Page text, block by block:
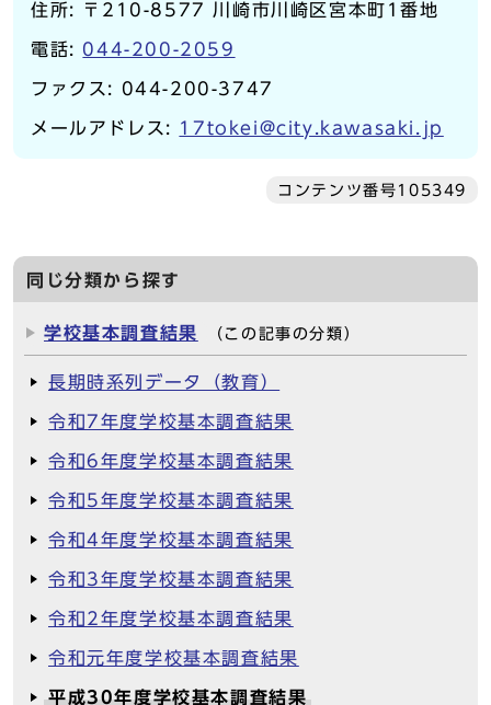
住所: 〒210-8577 川崎市川崎区宮本町1番地
電話: 044-200-2059
ファクス: 044-200-3747
メールアドレス: 17tokei@city.kawasaki.jp
コンテンツ番号105349
同じ分類から探す
学校基本調査結果 （この記事の分類）
長期時系列データ（教育）
令和7年度学校基本調査結果
令和6年度学校基本調査結果
令和5年度学校基本調査結果
令和4年度学校基本調査結果
令和3年度学校基本調査結果
令和2年度学校基本調査結果
令和元年度学校基本調査結果
平成30年度学校基本調査結果